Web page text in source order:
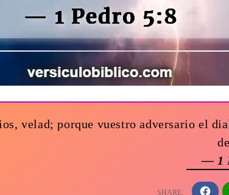
velad; porque vuestro adversario el
— 1